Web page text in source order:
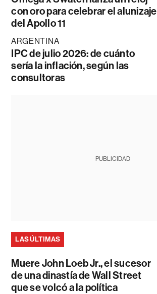
con oro para celebrar el alunizaje
del Apollo 11
ARGENTINA
IPC de julio 2026: de cuánto
sería la inflación, según las
consultoras
PUBLICIDAD
LAS ÚLTIMAS
Muere John Loeb Jr., el sucesor
de una dinastía de Wall Street
que se volcó a la política